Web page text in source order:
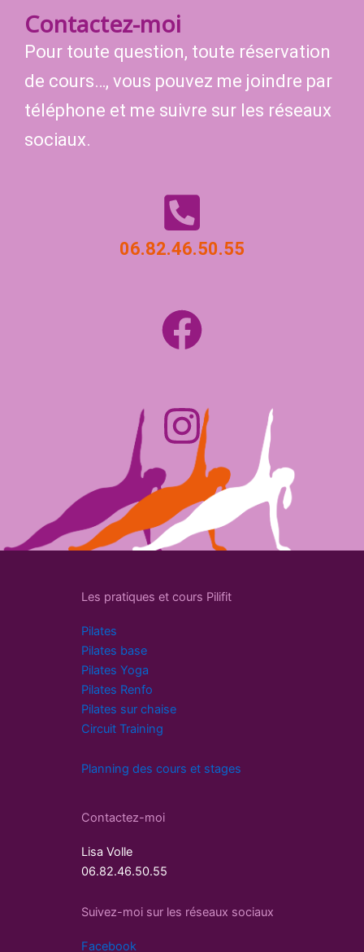
Contactez-moi
Pour toute question, toute réservation
de cours…, vous pouvez me joindre par
téléphone et me suivre sur les réseaux
sociaux.
06.82.46.50.55
Les pratiques et cours Pilifit
Pilates
Pilates base
Pilates Yoga
Pilates Renfo
Pilates sur chaise
Circuit Training
Planning des cours et stages
Contactez-moi
Lisa Volle
06.82.46.50.55
Suivez-moi sur les réseaux sociaux
Facebook